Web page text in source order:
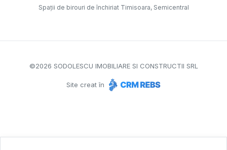
Spații de birouri de închiriat Timisoara, Semicentral
©2026 SODOLESCU IMOBILIARE SI CONSTRUCTII SRL
Site creat în